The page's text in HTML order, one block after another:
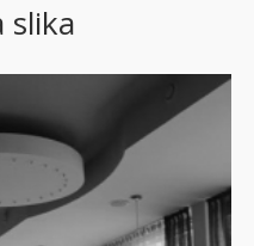
slika